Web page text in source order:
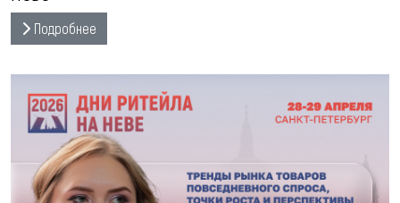
Подробнее